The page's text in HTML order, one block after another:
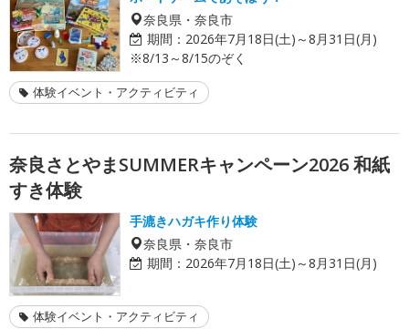
奈良県・奈良市
期間： 2026年7月18日(土)～8月31日(月)
※8/13～8/15のぞく
体験イベント・アクティビティ
奈良さとやまSUMMERキャンペーン2026 和紙
すき体験
手漉きハガキ作り体験
奈良県・奈良市
期間： 2026年7月18日(土)～8月31日(月)
体験イベント・アクティビティ